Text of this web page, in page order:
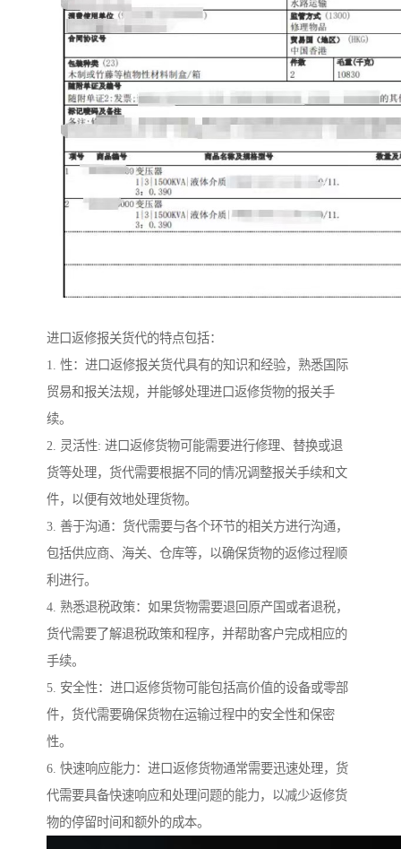
进口返修报关货代的特点包括：
1. 性：进口返修报关货代具有的知识和经验，熟悉国际
贸易和报关法规，并能够处理进口返修货物的报关手
续。
2. 灵活性: 进口返修货物可能需要进行修理、替换或退
货等处理，货代需要根据不同的情况调整报关手续和文
件，以便有效地处理货物。
3. 善于沟通：货代需要与各个环节的相关方进行沟通，
包括供应商、海关、仓库等，以确保货物的返修过程顺
利进行。
4. 熟悉退税政策：如果货物需要退回原产国或者退税，
货代需要了解退税政策和程序，并帮助客户完成相应的
手续。
5. 安全性：进口返修货物可能包括高价值的设备或零部
件，货代需要确保货物在运输过程中的安全性和保密
性。
6. 快速响应能力：进口返修货物通常需要迅速处理，货
代需要具备快速响应和处理问题的能力，以减少返修货
物的停留时间和额外的成本。